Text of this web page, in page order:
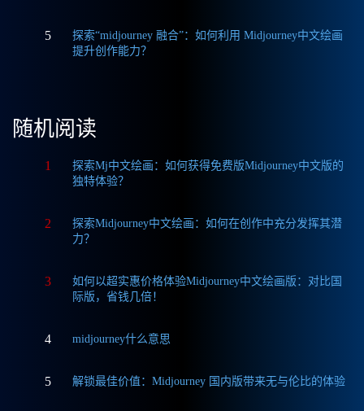
5
探索“midjourney 融合”：如何利用 Midjourney中文绘画
提升创作能力？
随机阅读
1
探索Mj中文绘画：如何获得免费版Midjourney中文版的
独特体验？
2
探索Midjourney中文绘画：如何在创作中充分发挥其潜
力？
3
如何以超实惠价格体验Midjourney中文绘画版：对比国
际版，省钱几倍！
4 midjourney什么意思
5 解锁最佳价值：Midjourney 国内版带来无与伦比的体验